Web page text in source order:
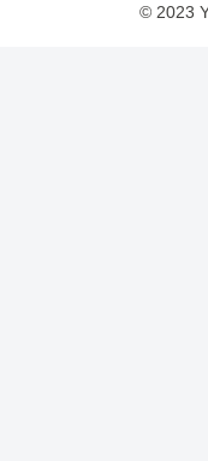
© 2023